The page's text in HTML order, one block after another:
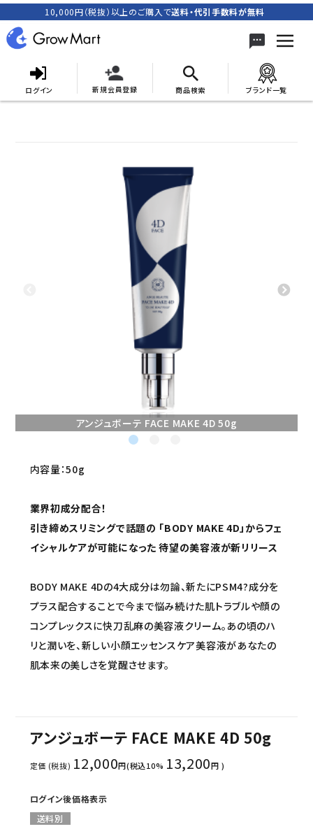
10,000円（税抜）以上のご購入で送料・代引手数料が無料
ログイン 新規会員登録 商品検索 ブランド一覧
person 新規会員登録
プライバシーポリシー
特定商取引法について
アンジュボーテ FACE MAKE 4D 50g
内容量：50g
業界初成分配合！
引き締めスリミングで話題の 「BODY MAKE 4D」からフェ
イシャルケアが可能になった 待望の美容液が新リリース
BODY MAKE 4Dの4大成分は勿論、新たにPSM4?成分を
プラス配合することで今まで悩み続けた肌トラブルや顔の
コンプレックスに快刀乱麻の美容液クリーム。あの頃のハ
リと潤いを、新しい小顔エッセンスケア美容液があなたの
肌本来の美しさを覚醒させます。
アンジュボーテ FACE MAKE 4D 50g
定価 (税抜) 12,000円(税込10% 13,200円 )
ログイン後価格表示
送料別